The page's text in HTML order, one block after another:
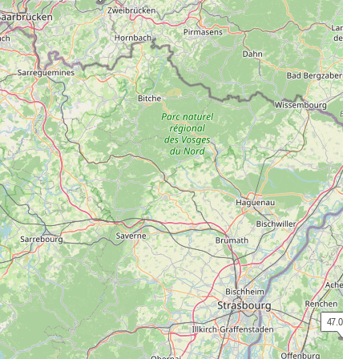
47.00 €